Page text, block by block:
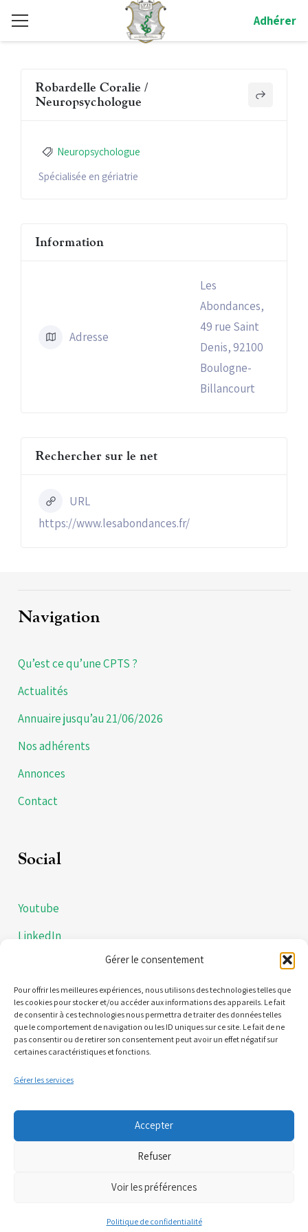
Gérer le consentement
Pour offrir les meilleures expériences, nous utilisons des technologies telles que
les cookies pour stocker et/ou accéder aux informations des appareils. Le fait
de consentir à ces technologies nous permettra de traiter des données telles
que le comportement de navigation ou les ID uniques sur ce site. Le fait de ne
pas consentir ou de retirer son consentement peut avoir un effet négatif sur
certaines caractéristiques et fonctions.
Gérer les services
Accepter
Refuser
Voir les préférences
Politique de confidentialité
Adhérer
Robardelle Coralie /
Neuropsychologue
Neuropsychologue
Spécialisée en gériatrie
Information
Adresse
Les
Abondances,
49 rue Saint
Denis, 92100
Boulogne-
Billancourt
Rechercher sur le net
URL
https://www.lesabondances.fr/
Navigation
Qu’est ce qu’une CPTS ?
Actualités
Annuaire jusqu’au 21/06/2026
Nos adhérents
Annonces
Contact
Social
Youtube
LinkedIn
Politiques de confidentialités
Mentions légales
(Nous ne sommes pas une plateforme de RDV)
cpts.boulognebillancourt@gmail.com